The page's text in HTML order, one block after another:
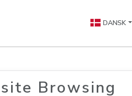
DANSK
Browsing